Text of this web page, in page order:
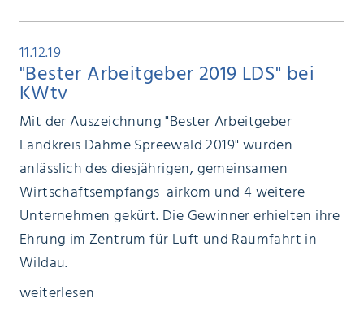
11.12.19
"Bester Arbeitgeber 2019 LDS" bei
KWtv
Mit der Auszeichnung "Bester Arbeitgeber
Landkreis Dahme Spreewald 2019" wurden
anlässlich des diesjährigen, gemeinsamen
Wirtschaftsempfangs airkom und 4 weitere
Unternehmen gekürt. Die Gewinner erhielten ihre
Ehrung im Zentrum für Luft und Raumfahrt in
Wildau.
weiterlesen